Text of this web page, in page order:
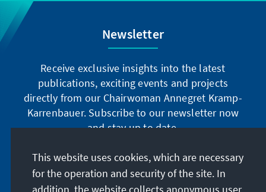
Newsletter
Receive exclusive insights into the latest
publications, exciting events and projects
directly from our Chairwoman Annegret Kramp-
Karrenbauer. Subscribe to our newsletter now
and stay up to date.
Subscribe now
This website uses cookies, which are necessary
for the operation and security of the site. In
addition, the website collects anonymous user